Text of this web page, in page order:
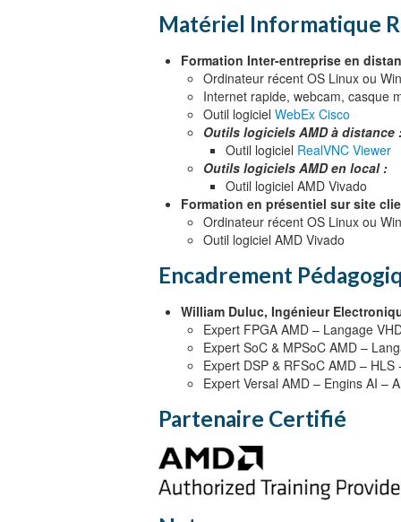
Matériel Informatique
Formation Inter-entreprise en
Ordinateur récent OS Linux ou
Internet rapide, webcam, casque
Outil logiciel WebEx Cisco
Outils logiciels AMD à distance
Outil logiciel RealVNC Viewer
Outils logiciels AMD en local :
Outil logiciel AMD Vivado
Formation en présentiel sur site
Ordinateur récent OS Linux ou
Outil logiciel AMD Vivado
Encadrement
William Duluc, Ingénieur
Expert FPGA AMD – Langage
Expert SoC & MPSoC AMD –
Expert DSP & RFSoC AMD –
Expert Versal AMD – Engins AI –
Partenaire Certifié